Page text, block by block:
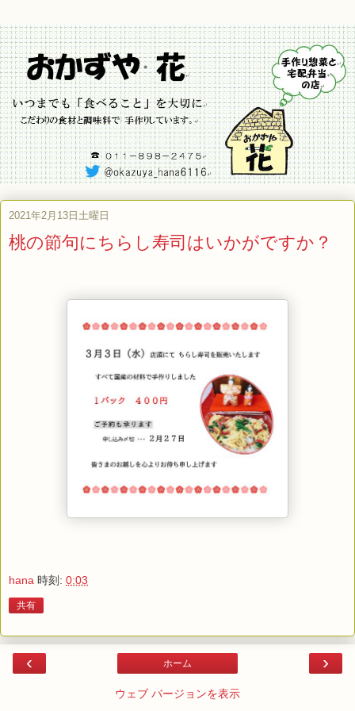
2021年2月13日土曜日
桃の節句にちらし寿司はいかがですか？
hana 時刻: 0:03
共有
‹ ›
ホーム
ウェブ バージョンを表示